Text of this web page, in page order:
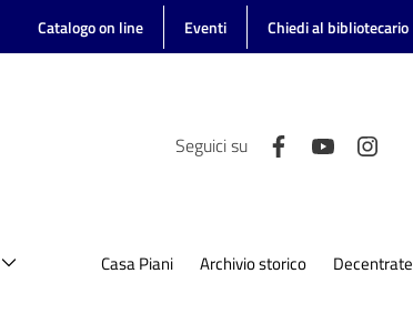
Catalogo on line Eventi Chiedi al bibliotecario
Seguici su
Casa Piani Archivio storico Decentrate